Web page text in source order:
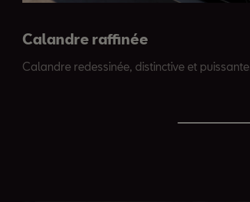
Calandre raffinée
Calandre redessinée, distinctive et puissante.